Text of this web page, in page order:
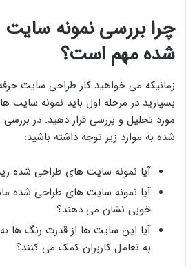
چرا بررسی نمونه
شده مهم است؟
زمانیکه می خواهید کار طراحی سایت
بسپارید در مرحله اول باید نمونه
مورد تحلیل و بررسی قرار دهید. در
شده به موارد زیر توجه داشته باشید:
آیا نمونه سایت های طراحی شده
آیا نمونه سایت های طراحی شده
خوبی نشان می دهند؟
آیا این سایت ها از قدرت رنگ ها
به تعامل کاربران کمک می کنند؟